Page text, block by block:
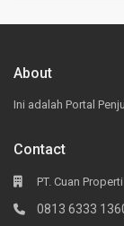
About
Ini adalah Portal
Contact
PT. Cuan Properti
0813 6333